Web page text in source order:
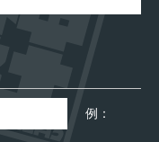
例：